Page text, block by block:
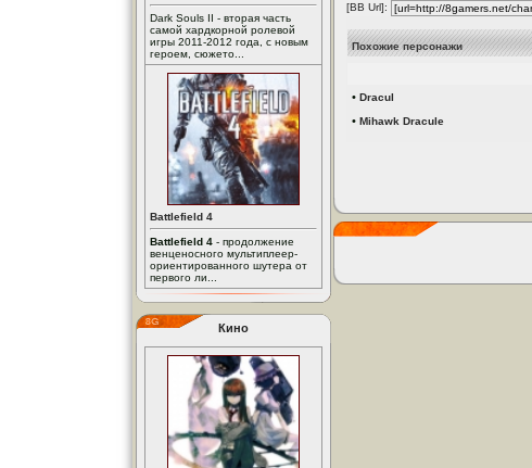
Dark Souls II - вторая часть
самой хардкорной ролевой
игры 2011-2012 года, с новым
героем, сюжето...
Battlefield 4
Battlefield 4 - продолжение
венценосного мультиплеер-
ориентированного шутера от
первого ли...
Кино
[BB Url]:
Похожие персонажи
• Dracul
• Mihawk Dracule